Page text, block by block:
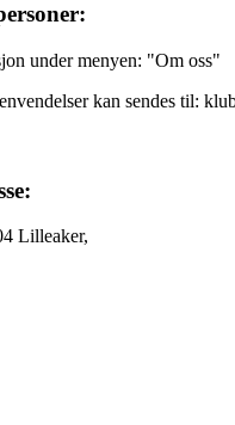
under menyen: "Om oss"
kan sendes til:
Lilleaker,